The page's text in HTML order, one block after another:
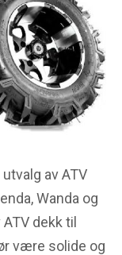
av ATV
Wanda og
dekk til
være solide og